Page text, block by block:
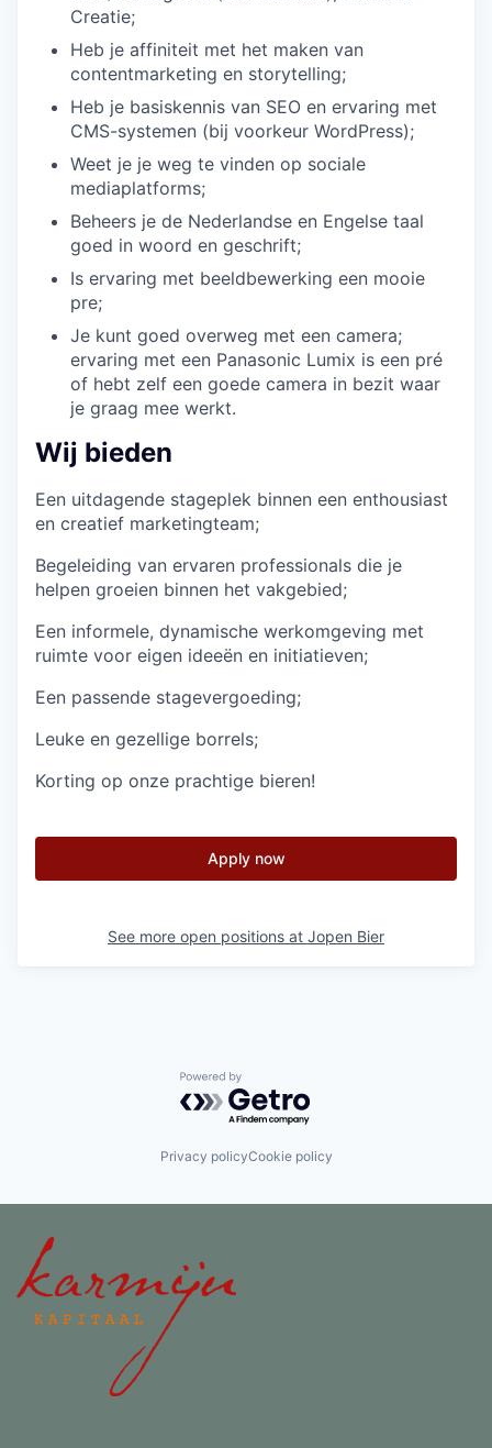
Creatie;
Heb je affiniteit met het maken van
contentmarketing en storytelling;
Heb je basiskennis van SEO en ervaring met
CMS-systemen (bij voorkeur WordPress);
Weet je je weg te vinden op sociale
mediaplatforms;
Beheers je de Nederlandse en Engelse taal
goed in woord en geschrift;
Is ervaring met beeldbewerking een mooie
pre;
Je kunt goed overweg met een camera;
ervaring met een Panasonic Lumix is een pré
of hebt zelf een goede camera in bezit waar
je graag mee werkt.
Wij bieden
Een uitdagende stageplek binnen een enthousiast
en creatief marketingteam;
Begeleiding van ervaren professionals die je
helpen groeien binnen het vakgebied;
Een informele, dynamische werkomgeving met
ruimte voor eigen ideeën en initiatieven;
Een passende stagevergoeding;
Leuke en gezellige borrels;
Korting op onze prachtige bieren!
Apply now
See more open positions at Jopen Bier
Powered by Getro.com
Privacy policyCookie policy